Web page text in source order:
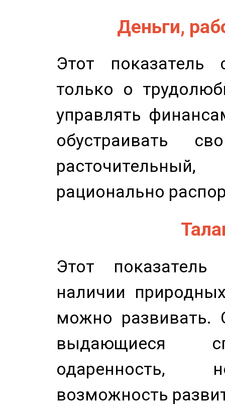
Деньги,
Этот показатель
только о
управлять
обустраивать
рационально
Этот показатель
наличии
можно развивать.
выдающиеся
одаренность,
возможность